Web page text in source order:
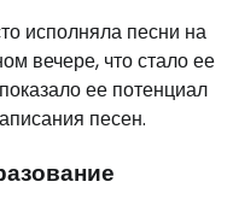
исполняла песни на
вечере, что стало ее
ее потенциал
песен.